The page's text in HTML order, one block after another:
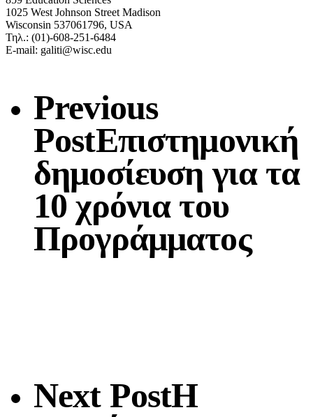
1025 West Johnson Street Madison
Wisconsin 537061796, USA
Τηλ.: (01)-608-251-6484
E-mail: galiti@wisc.edu
Previous
PostΕπιστημονική
δημοσίευση για τα
10 χρόνια του
Προγράμματος
Next PostΗ